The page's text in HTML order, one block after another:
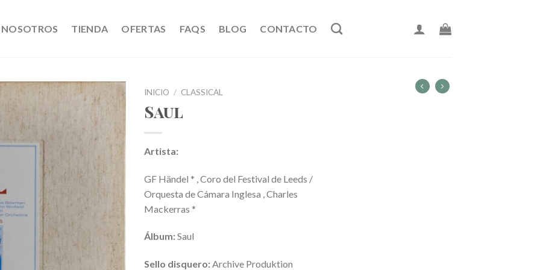
NOSOTROS TIENDA OFERTAS FAQS BLOG CONTACTO
INICIO / CLASSICAL
Saul
Artista:
GF Händel * , Coro del Festival de Leeds /
Orquesta de Cámara Inglesa , Charles
Mackerras *
Álbum:Saul
Sello disquero:Archive Produktion